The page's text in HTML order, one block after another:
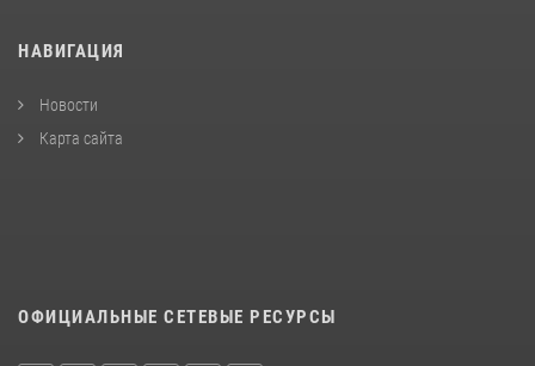
НАВИГАЦИЯ
Новости
Карта сайта
ОФИЦИАЛЬНЫЕ СЕТЕВЫЕ РЕСУРСЫ